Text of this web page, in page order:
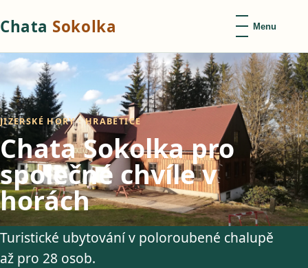
Chata Sokolka Menu
JIZERSKÉ HORY · HRABĚTICE
Chata Sokolka pro
společné chvíle v
horách
Turistické ubytování v poloroubené chalupě
až pro 28 osob.